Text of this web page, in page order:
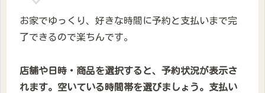
お家でゆっくり、好きな時間に予約と支払いまで完
了できるので楽ちんです。
店舗や日時・商品を選択すると、予約状況が表示さ
れます。空いている時間帯を選びましょう。支払い